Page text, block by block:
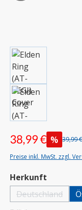
38,99 € % 39,99 €
Preise inkl. MwSt. zzgl.
Herkunft
Deutschland
(Diese Option